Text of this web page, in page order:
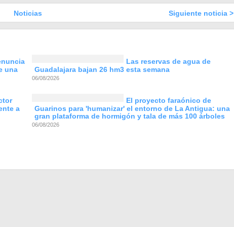
Noticias Siguiente noticia >
una
Las reservas de agua de
Guadalajara bajan 26 hm3 esta semana
06/08/2026
a
El proyecto faraónico de
Guarinos para 'humanizar' el entorno de La Antigua: una
gran plataforma de hormigón y tala de más 100 árboles
06/08/2026